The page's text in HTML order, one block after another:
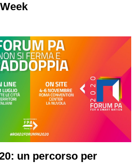
un percorso per